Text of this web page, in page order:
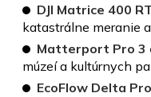
DJI Matrice 400
katastrálne meranie
Matterport Pro 3
múzeí a kultúrnych
EcoFlow Delta